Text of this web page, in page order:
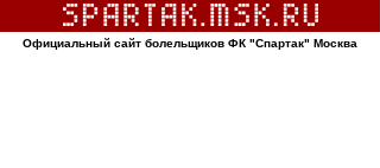
Официальный сайт болельщиков ФК "Спартак" Москва